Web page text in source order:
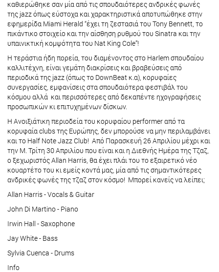
καθιερώθηκε σαν μία από τις σπουδαιότερες ανδρικές φωνές
της jazz όπως εύστοχα και χαρακτηριστικά αποτυπώθηκε στην
εφημερίδα Miami Herald “έχει τη ζεστασιά του Tony Bennett, το
πικάντικο στοιχείο και την αίσθηση ρυθμού του Sinatra και την
υπαινικτική κομψότητα του Nat King Cole”!
Η τεράστια ήδη πορεία, του διαμένοντος στο Harlem σπουδαίου
καλλιτέχνη, είναι γεμάτη διακρίσεις και βραβεύσεις από
περιοδικά της jazz (όπως το DownBeat κ.α), κορυφαίες
συνεργασίες, εμφανίσεις στα σπουδαιότερα φεστιβάλ του
κόσμου αλλά και περισσότερες από δεκαπέντε ηχογραφήσεις
προσωπικών κι επιτυχημένων δίσκων.
Η Ανοιξιάτικη περιοδεία του κορυφαίου performer από τα
κορυφαία clubs της Ευρώπης, δεν μπορούσε να μην περιλαμβάνει
και το Half Note Jazz Club! Από Παρασκευή 26 Απριλίου μέχρι και
την Μ. Τρίτη 30 Απριλίου που είναι και η Διεθνής Ημέρα της Τζαζ,
ο ξεχωριστός Allan Harris, θα έχει πλάι του το εξαιρετικό νέο
κουαρτέτο του κι εμείς κοντά μας, μία από τις σημαντικότερες
ανδρικές φωνές της τζαζ στον κόσμο! Μπορεί κανείς να λείπει;
Allan Harris - Vocals & Guitar
John Di Martino - Piano
Irwin Hall - Saxophone
Jay White - Bass
Sylvia Cuenca - Drums
Info